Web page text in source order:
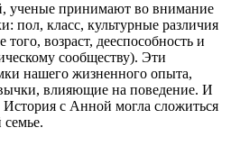
ученые принимают во внимание
пол, класс, культурные различия
возраст, дееспособность и
сообществу). Эти
нашего жизненного опыта,
влияющие на поведение. И
История с Анной могла сложиться
семье.